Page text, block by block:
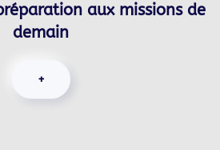
aux missions de
demain
+